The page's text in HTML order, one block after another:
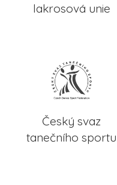
lakrosová unie
Český svaz
tanečního sportu